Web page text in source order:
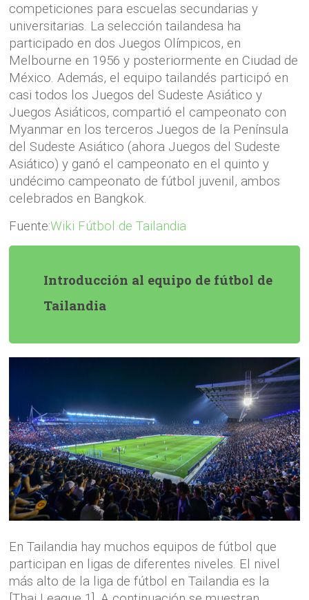
competiciones para escuelas secundarias y
universitarias. La selección tailandesa ha
participado en dos Juegos Olímpicos, en
Melbourne en 1956 y posteriormente en Ciudad de
México. Además, el equipo tailandés participó en
casi todos los Juegos del Sudeste Asiático y
Juegos Asiáticos, compartió el campeonato con
Myanmar en los terceros Juegos de la Península
del Sudeste Asiático (ahora Juegos del Sudeste
Asiático) y ganó el campeonato en el quinto y
undécimo campeonato de fútbol juvenil, ambos
celebrados en Bangkok.
Fuente:Wiki Fútbol de Tailandia
Introducción al equipo de fútbol de
Tailandia
En Tailandia hay muchos equipos de fútbol que
participan en ligas de diferentes niveles. El nivel
más alto de la liga de fútbol en Tailandia es la